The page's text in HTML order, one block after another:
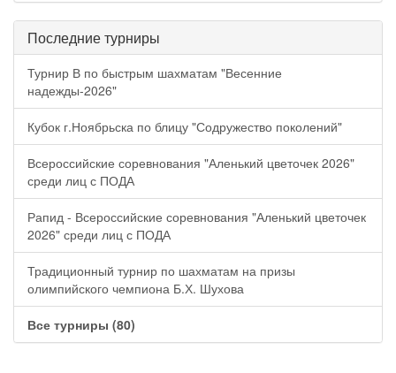
Последние турниры
Турнир В по быстрым шахматам "Весенние
надежды-2026"
Кубок г.Ноябрьска по блицу "Содружество поколений"
Всероссийские соревнования "Аленький цветочек 2026"
среди лиц с ПОДА
Рапид - Всероссийские соревнования "Аленький цветочек
2026" среди лиц с ПОДА
Традиционный турнир по шахматам на призы
олимпийского чемпиона Б.Х. Шухова
Все турниры (80)